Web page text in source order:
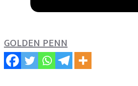
GOLDEN PENN